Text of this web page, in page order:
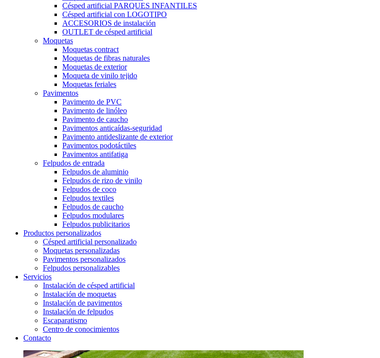
Césped artificial PARQUES INFANTILES
Césped artificial con LOGOTIPO
ACCESORIOS de instalación
OUTLET de césped artificial
Moquetas
Moquetas contract
Moquetas de fibras naturales
Moquetas de exterior
Moqueta de vinilo tejido
Moquetas feriales
Pavimentos
Pavimento de PVC
Pavimento de linóleo
Pavimento de caucho
Pavimentos anticaídas-seguridad
Pavimento antideslizante de exterior
Pavimentos podotáctiles
Pavimentos antifatiga
Felpudos de entrada
Felpudos de aluminio
Felpudos de rizo de vinilo
Felpudos de coco
Felpudos textiles
Felpudos de caucho
Felpudos modulares
Felpudos publicitarios
Productos personalizados
Césped artificial personalizado
Moquetas personalizadas
Pavimentos personalizados
Felpudos personalizables
Servicios
Instalación de césped artificial
Instalación de moquetas
Instalación de pavimentos
Instalación de felpudos
Escaparatismo
Centro de conocimientos
Contacto